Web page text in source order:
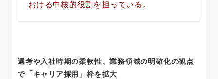
おける中核的役割を担っている。
選考や入社時期の柔軟性、業務領域の明確化の観点
で「キャリア採用」枠を拡大